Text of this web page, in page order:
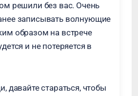
решили без вас. Очень
записывать волнующие
образом на встрече
и не потеряется в
давайте стараться, чтобы